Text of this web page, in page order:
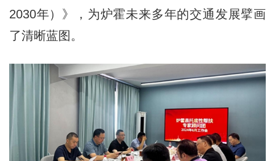
2030年）》，为炉霍未来多年的交通发展擘画
了清晰蓝图。